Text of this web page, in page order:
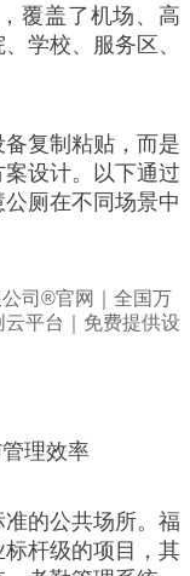
覆盖了机场、高
学校、服务区、
复制粘贴，而是
设计。以下通过
厕在不同场景中
理效率
的公共场所。福
杆级的项目，其